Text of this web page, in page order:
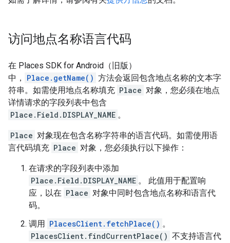
访问地点名称语言代码
在 Places SDK for Android（旧版）
中，
Place.getName() 方法会返回包含地点名称的文本字
符串。如需使用地点名称填充 Place 对象，您必须在地点
详情请求的字段列表中包含
Place.Field.DISPLAY_NAME 。
Place 对象现在包含名称字符串的语言代码。如需使用语
言代码填充 Place 对象，您必须执行以下操作：
在请求的字段列表中添加
Place.Field.DISPLAY_NAME 。 此值用于配置响
应，以在 Place 对象中同时包含地点名称和语言代
码。
调用 PlacesClient.fetchPlace() 。
PlacesClient.findCurrentPlace() 不支持语言代